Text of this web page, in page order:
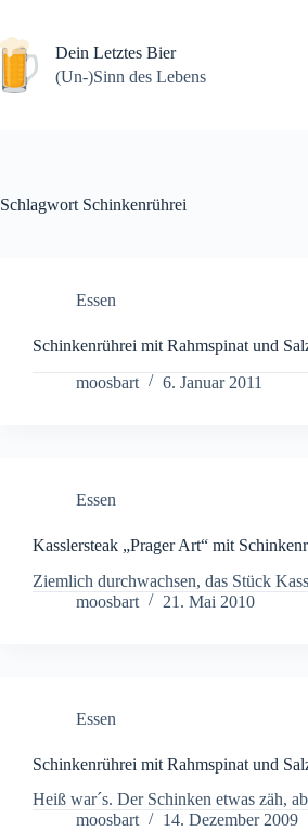
springenDein Letztes Bier
(Un-)Sinn des Lebens
Schlagwort Schinkenrührei
Essen
Schinkenrührei mit Rahmspinat und
moosbart
6. Januar 2011
Essen
Kasslersteak „Prager Art“ mit
Ziemlich durchwachsen, das Stück
moosbart
21. Mai 2010
Essen
Schinkenrührei mit Rahmspinat und
Heiß war´s. Der Schinken etwas zäh,
moosbart
14. Dezember 2009